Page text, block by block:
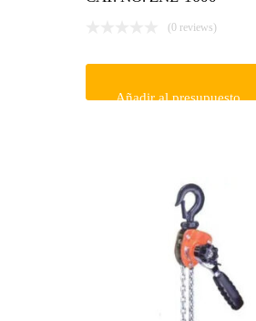
(0 reviews)
Añadir al presupuesto